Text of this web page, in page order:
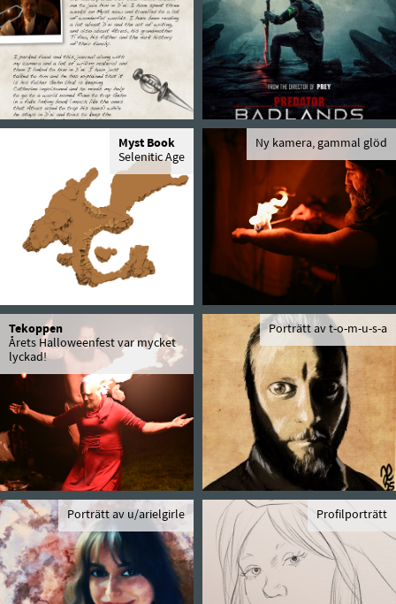
Myst Book
Selenitic Age
Ny kamera, gammal glöd
Tekoppen
Årets Halloweenfest var mycket
lyckad!
Porträtt av t-o-m-u-s-a
Porträtt av u/arielgirle Profilporträtt